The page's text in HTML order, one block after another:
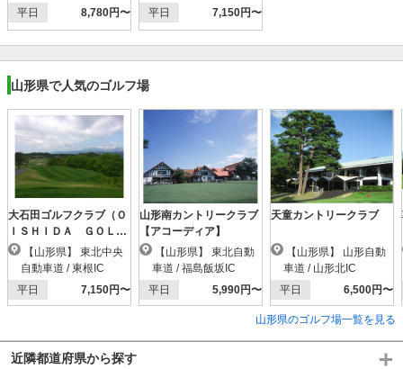
平日
8,780円〜
平日
7,150円〜
山形県で人気のゴルフ場
大石田ゴルフクラブ（Ｏ
ＩＳＨＩＤＡ ＧＯＬ
Ｆ ＣＬＵＢ）
自動車道 / 東根IC
平日
7,150円〜
山形南カントリークラブ
【アコーディア】
車道 / 福島飯坂IC
平日
5,990円〜
天童カントリークラブ
車道 / 山形北IC
平日
6,500円〜
山形県のゴルフ場一覧を見る
近隣都道府県から探す